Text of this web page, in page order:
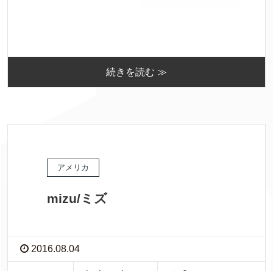
続きを読む ≫
アメリカ
mizu/ミズ
2016.08.04